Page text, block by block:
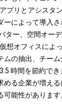
プリとアシスタ
によって導入さ
ター、空間オー
想オフィスによ
の抽出、チー
時間を節約でき
る企業が増え
能性があります